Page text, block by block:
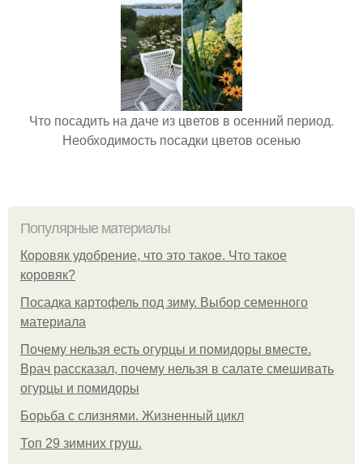
Что посадить на даче из цветов в осенний период.
Необходимость посадки цветов осенью
Популярные материалы
Коровяк удобрение, что это такое. Что такое
коровяк?
Посадка картофель под зиму. Выбор семенного
материала
Почему нельзя есть огурцы и помидоры вместе.
Врач рассказал, почему нельзя в салате смешивать
огурцы и помидоры
Борьба с слизнями. Жизненный цикл
Топ 29 зимних груш.